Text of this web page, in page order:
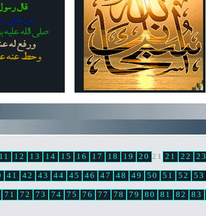
11 12 13 14 15 16 17 18 19 20 21 21 22 23
41 42 43 44 45 46 47 48 49 50 51 52 53
71 72 73 74 75 76 77 78 79 80 81 82 83